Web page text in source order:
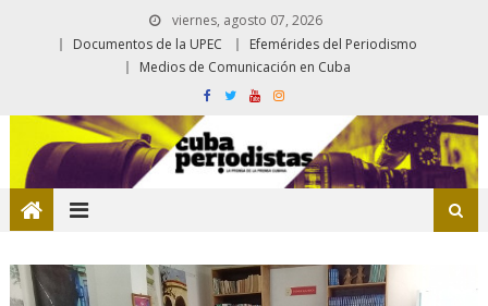
viernes, agosto 07, 2026
Documentos de la UPEC
Efemérides del Periodismo
Medios de Comunicación en Cuba